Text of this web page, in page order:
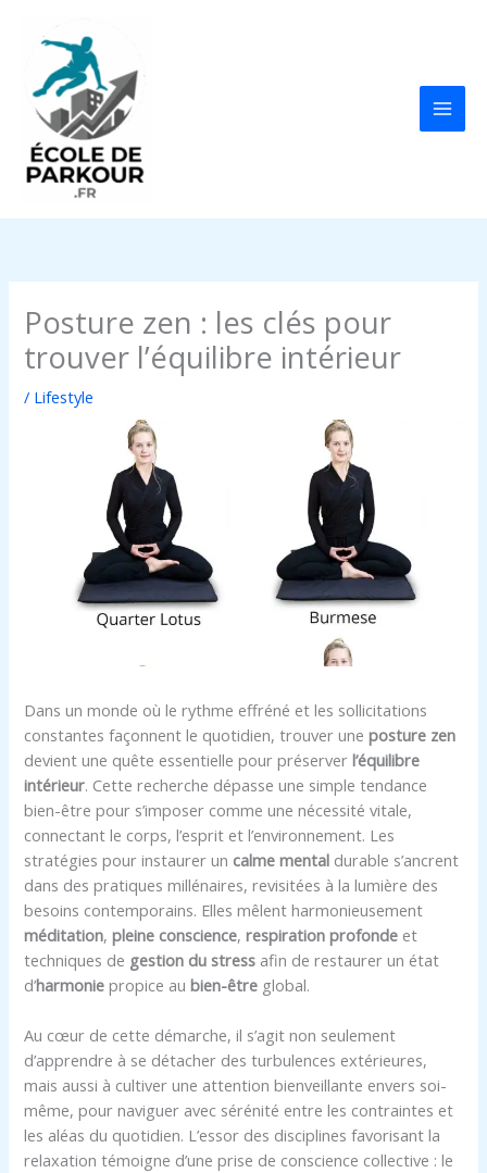
Posture zen : les clés pour
trouver l’équilibre intérieur
/ Lifestyle
Dans un monde où le rythme effréné et les sollicitations
constantes façonnent le quotidien, trouver uneposture zen
devient une quête essentielle pour préserverl’équilibre
intérieur. Cette recherche dépasse une simple tendance
bien-être pour s’imposer comme une nécessité vitale,
connectant le corps, l’esprit et l’environnement. Les
stratégies pour instaurer un calme mental durable s’ancrent
dans des pratiques millénaires, revisitées à la lumière des
besoins contemporains. Elles mêlent harmonieusement
méditation,pleine conscience,respiration profonde et
techniques de gestion du stress afin de restaurer un état
d’harmonie propice aubien-être global.
Au cœur de cette démarche, il s’agit non seulement
d’apprendre à se détacher des turbulences extérieures,
mais aussi à cultiver une attention bienveillante envers soi-
même, pour naviguer avec sérénité entre les contraintes et
les aléas du quotidien. L’essor des disciplines favorisant la
relaxation témoigne d’une prise de conscience collective : le